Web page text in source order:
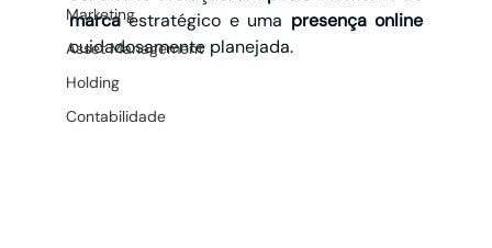
Marketing
Asset Management
Holding
Contabilidade
marca estratégico e uma
cuidadosamente planejada.